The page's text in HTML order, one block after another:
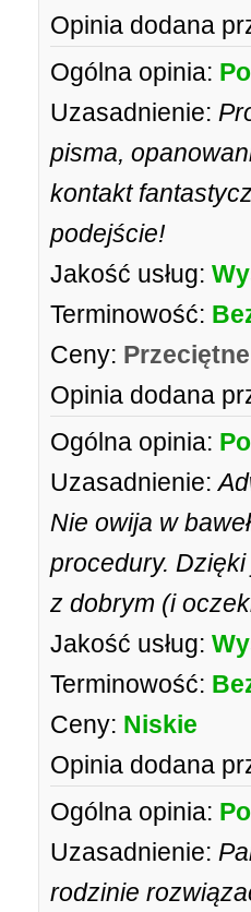
Opinia dodana
Ogólna opinia:
Uzasadnienie:
pisma,
kontakt
podejście!
Jakość usług:
Terminowość:
Ceny: Przeciętne
Opinia dodana
Ogólna opinia:
Uzasadnienie:
Nie owija w
procedury.
z dobrym (i
Jakość usług:
Terminowość:
Ceny: Niskie
Opinia dodana
Ogólna opinia:
Uzasadnienie:
rodzinie